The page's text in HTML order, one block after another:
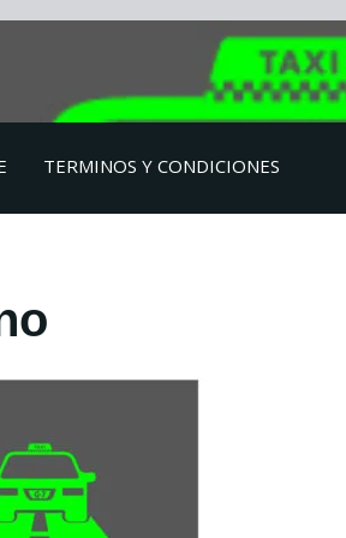
TERMINOS Y CONDICIONES